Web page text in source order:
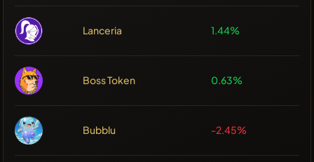
Lanceria 1.44%
Boss Token 0.63%
Bubblu -2.45%